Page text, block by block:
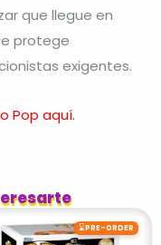
que llegue en
protege
exigentes.
Pop aquí.
⌛PRE-ORDER